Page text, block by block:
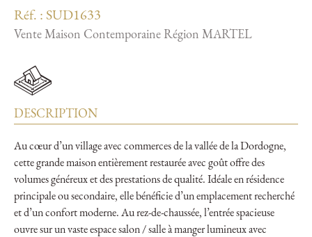
Réf. : SUD1633
Vente Maison Contemporaine Région MARTEL
DESCRIPTION
Au cœur d’un village avec commerces de la vallée de la Dordogne,
cette grande maison entièrement restaurée avec goût offre des
volumes généreux et des prestations de qualité. Idéale en résidence
principale ou secondaire, elle bénéficie d’un emplacement recherché
et d’un confort moderne. Au rez-de-chaussée, l’entrée spacieuse
ouvre sur un vaste espace salon / salle à manger lumineux avec